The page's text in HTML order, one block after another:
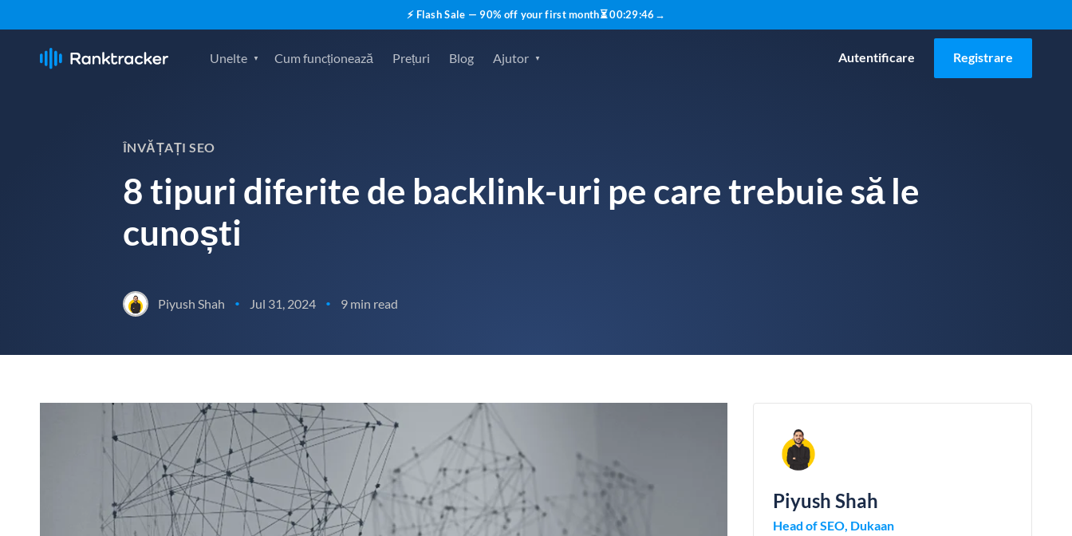
⚡ Flash Sale — 90% off your first month⏳00:29:45 →
Unelte Cum funcționează Prețuri Blog Ajutor Autentificare Registrare
ÎNVĂȚAȚI SEO
8 tipuri diferite de backlink-uri pe care trebuie să le
cunoști
Piyush Shah • Jul 31, 2024 • 9 min read
Piyush Shah
Head of SEO, Dukaan